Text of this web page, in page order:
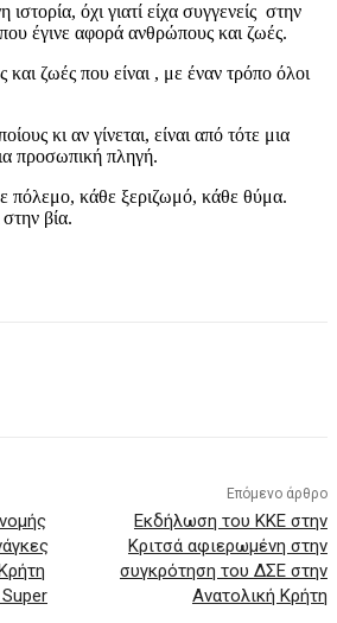
όχι γιατί είχα συγγενείς στην
έγινε αφορά ανθρώπους και ζωές.
ζωές που είναι , με έναν τρόπο όλοι
κι αν γίνεται, είναι από τότε μια
προσωπική πληγή.
πόλεμο, κάθε ξεριζωμό, κάθε θύμα.
βία.
Επόμενο άρθρο
Εκδήλωση του ΚΚΕ στην
Κριτσά αφιερωμένη στην
συγκρότηση του ΔΣΕ στην
Ανατολική Κρήτη